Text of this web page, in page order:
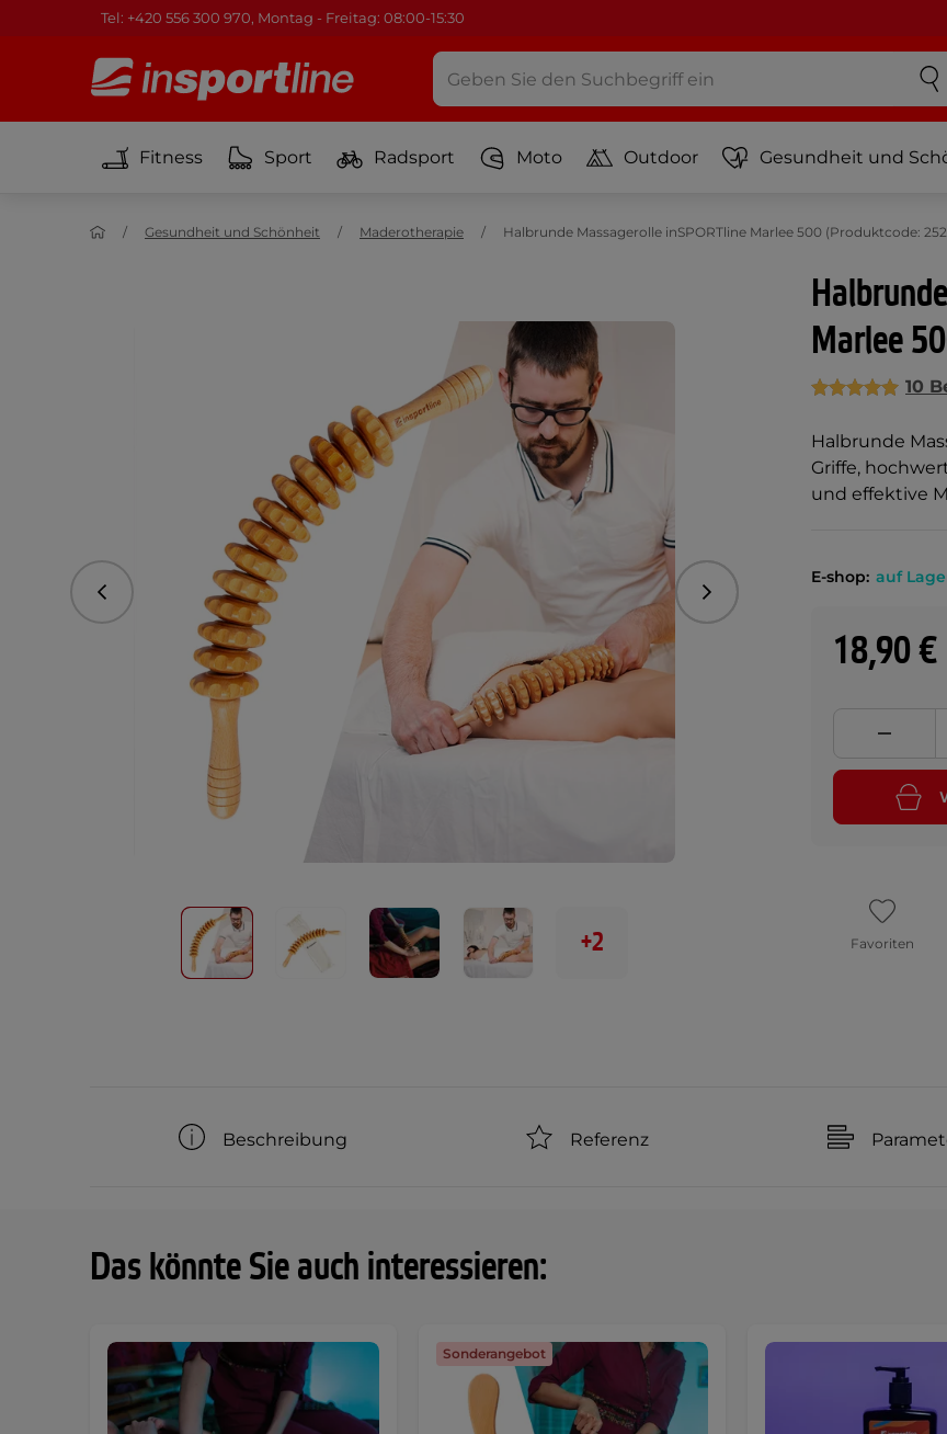
Tel: +420 556 300 970, Montag - Freitag: 08:00-15:30
Fitness Sport Radsport Moto Outdoor Gesundheit und
Gesundheit und Schönheit Maderotherapie Halbrunde Massagerolle inSPORTline Marlee 500 (Produktcode:
Marlee
10
Halbrunde
Griffe,
und effektive
vorhergehend Folgend
+2
E-shop: auf
18,90 €
Favoriten
Beschreibung Referenz
Das könnte Sie auch interessieren:
Sonderangebot